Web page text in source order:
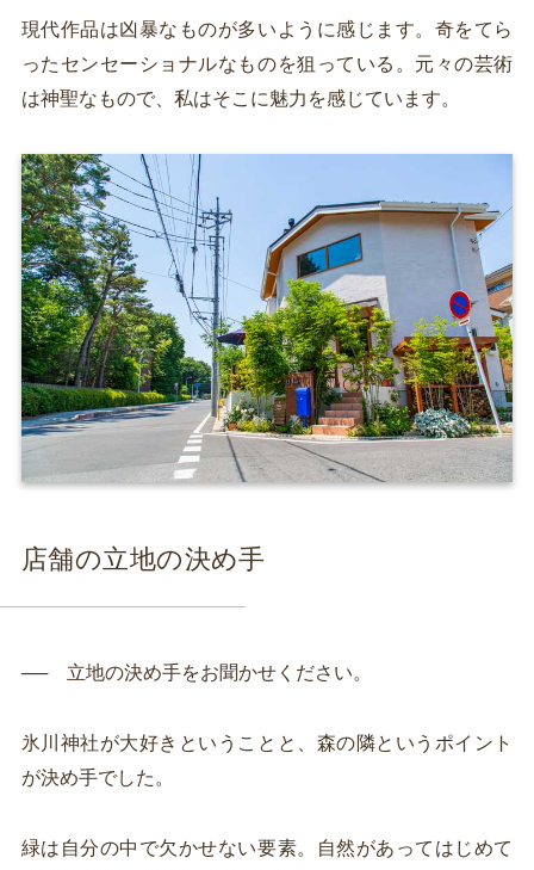
現代作品は凶暴なものが多いように感じます。奇をてら
ったセンセーショナルなものを狙っている。元々の芸術
は神聖なもので、私はそこに魅力を感じています。
店舗の立地の決め手
── 立地の決め手をお聞かせください。
氷川神社が大好きということと、森の隣というポイント
が決め手でした。
緑は自分の中で欠かせない要素。自然があってはじめて